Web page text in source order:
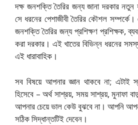
দক্ষ জনশক্তি তৈরির জন্য জানা দরকার নতুন
সে ধরনের পেশাজীবী তৈরির কৌশল
জনশক্তি তৈরির জন্য প্রশিক্ষণ প্রশিক্ষক,
করা দরকার। এই খাতের বিভিন্ন ধরনের
এই ধারাবাহিক।
সব বিষয়ে আপনার জ্ঞান থাকবে না; এটাই
হিসেবে – অর্থ সাশ্রয়, সময় সাশ্রয়, মুনাফা
আপনার চেয়ে ভাল কেউ বুঝবে না। আপনি
সঠিক সিদ্ধান্তটিই দেবেন।